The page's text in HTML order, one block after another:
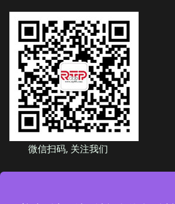
微信扫码, 关注我们